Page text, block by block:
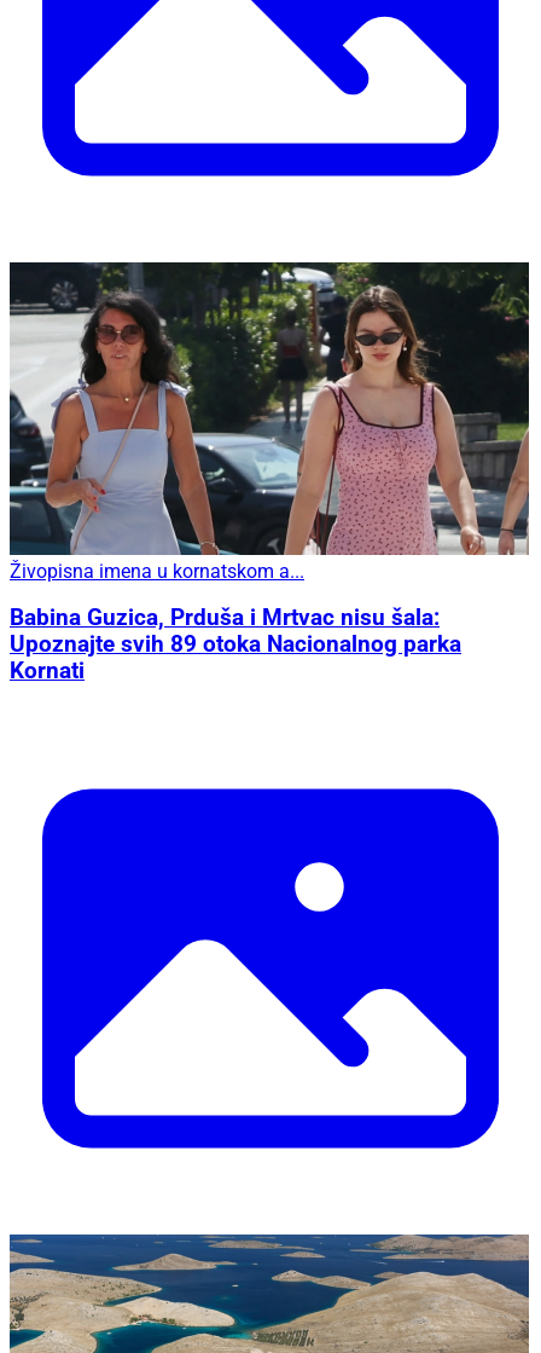
Živopisna imena u kornatskom a...
Babina Guzica, Prduša i Mrtvac nisu šala:
Upoznajte svih 89 otoka Nacionalnog parka
Kornati